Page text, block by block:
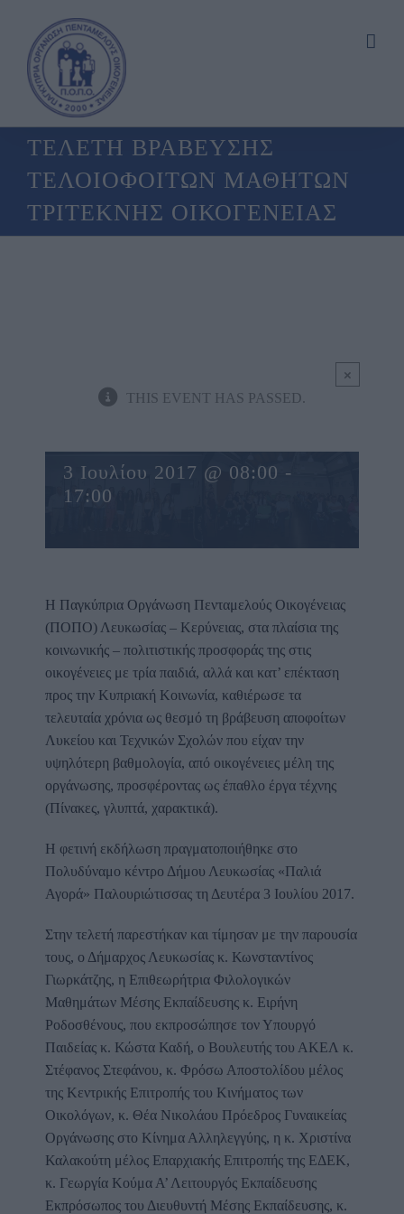
content
ΤΕΛΕΤΗ ΒΡΑΒΕΥΣΗΣ
ΤΕΛΟΙΟΦΟΙΤΩΝ ΜΑΘΗΤΩΝ
ΤΡΙΤΕΚΝΗΣ ΟΙΚΟΓΕΝΕΙΑΣ
×
THIS EVENT HAS PASSED.
ΤΡΙΤΕΚΝΗΣ
3 Ιουλίου 2017 @ 08:00 -
17:00
Η Παγκύπρια Οργάνωση Πενταμελούς Οικογένειας
(ΠΟΠΟ) Λευκωσίας – Κερύνειας, στα πλαίσια της
κοινωνικής – πολιτιστικής προσφοράς της στις
οικογένειες με τρία παιδιά, αλλά και κατ’ επέκταση
προς την Κυπριακή Κοινωνία, καθιέρωσε τα
τελευταία χρόνια ως θεσμό τη βράβευση αποφοίτων
Λυκείου και Τεχνικών Σχολών που είχαν την
υψηλότερη βαθμολογία, από οικογένειες μέλη της
οργάνωσης, προσφέροντας ως έπαθλο έργα τέχνης
(Πίνακες, γλυπτά, χαρακτικά).
Η φετινή εκδήλωση πραγματοποιήθηκε στο
Πολυδύναμο κέντρο Δήμου Λευκωσίας «Παλιά
Αγορά» Παλουριώτισσας τη Δευτέρα 3 Ιουλίου 2017.
Στην τελετή παρεστήκαν και τίμησαν με την παρουσία
τους, ο Δήμαρχος Λευκωσίας κ. Κωνσταντίνος
Γιωρκάτζης, η Επιθεωρήτρια Φιλολογικών
Μαθημάτων Μέσης Εκπαίδευσης κ. Ειρήνη
Ροδοσθένους, που εκπροσώπησε τον Υπουργό
Παιδείας κ. Κώστα Καδή, ο Βουλευτής του ΑΚΕΛ κ.
Στέφανος Στεφάνου, κ. Φρόσω Αποστολίδου μέλος
της Κεντρικής Επιτροπής του Κινήματος των
Οικολόγων, κ. Θέα Νικολάου Πρόεδρος Γυναικείας
Οργάνωσης στο Κίνημα Αλληλεγγύης, η κ. Χριστίνα
Καλακούτη μέλος Επαρχιακής Επιτροπής της ΕΔΕΚ,
κ. Γεωργία Κούμα Α’ Λειτουργός Εκπαίδευσης
Εκπρόσωπος του Διευθυντή Μέσης Εκπαίδευσης, κ.